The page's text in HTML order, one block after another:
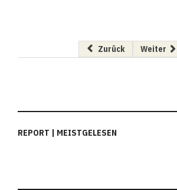
Vorheriger Beitrag:
Zurück Weiter
REPORT | MEISTGELESEN